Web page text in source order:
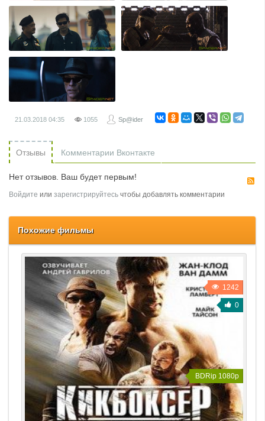
21.03.2018 04:35 1055 Sp@ider
Отзывы Комментарии Вконтакте
Нет отзывов. Ваш будет первым!
Войдите или зарегистрируйтесь чтобы добавлять комментарии
Похожие фильмы
1242
0
BDRip 1080p